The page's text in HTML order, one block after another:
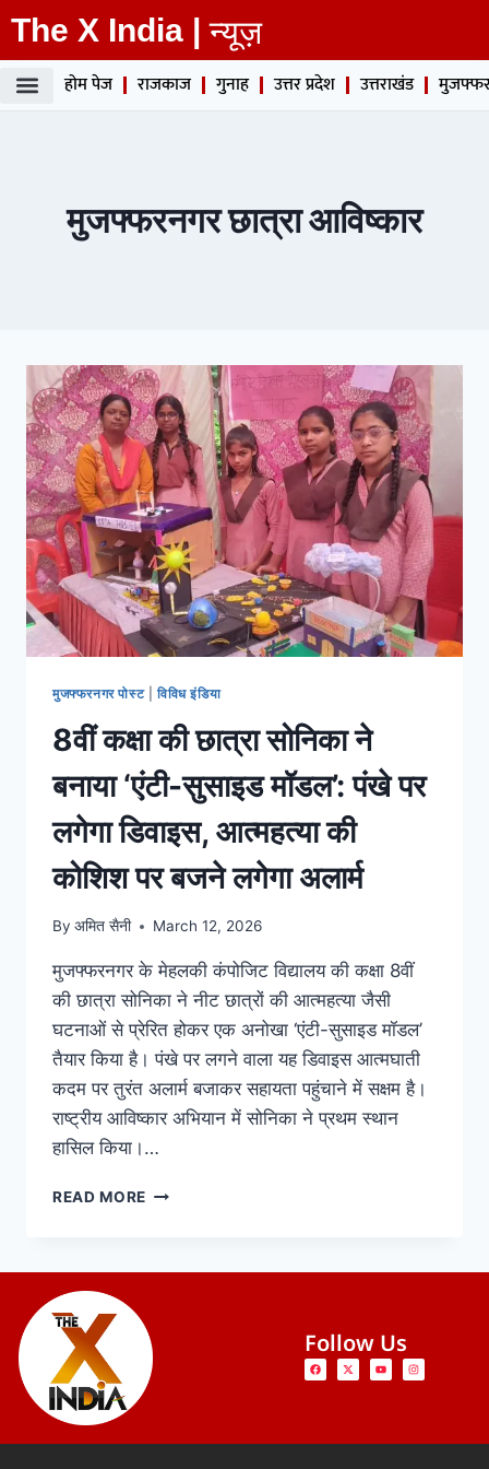
The X India | न्यूज़
होम पेज राजकाज गुनाह उत्तर प्रदेश उत्तराखंड
मुजफ्फरनगर छात्रा आविष्कार
मुजफ्फरनगर पोस्ट| विविध इंडिया
8वीं कक्षा की छात्रा सोनिका ने
बनाया ‘एंटी-सुसाइड मॉडल’: पंखे पर
लगेगा डिवाइस, आत्महत्या की
कोशिश पर बजने लगेगा अलार्म
By अमित सैनी March 12, 2026
मुजफ्फरनगर के मेहलकी कंपोजिट विद्यालय की कक्षा 8वीं
की छात्रा सोनिका ने नीट छात्रों की आत्महत्या जैसी
घटनाओं से प्रेरित होकर एक अनोखा ‘एंटी-सुसाइड मॉडल’
तैयार किया है। पंखे पर लगने वाला यह डिवाइस आत्मघाती
कदम पर तुरंत अलार्म बजाकर सहायता पहुंचाने में सक्षम है।
राष्ट्रीय आविष्कार अभियान में सोनिका ने प्रथम स्थान
हासिल किया।…
READ MORE
Follow Us